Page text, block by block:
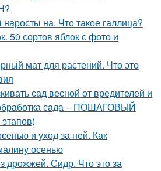
на. Что такое галлица?
50 сортов яблок с фото и
мат для растений. Что это
сад весной от вредителей и
сада – ПОШАГОВЫЙ
и уход за ней. Как
осенью
дрожжей. Сидр. Что это за